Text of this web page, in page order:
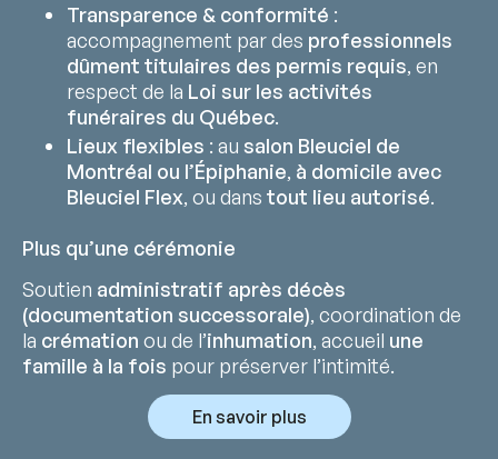
Transparence & conformité :
accompagnement par des professionnels
dûment titulaires des permis requis, en
respect de la Loi sur les activités
funéraires du Québec.
Lieux flexibles : au salon Bleuciel de
Montréal ou l’Épiphanie, à domicile avec
Bleuciel Flex, ou dans tout lieu autorisé.
Plus qu’une cérémonie
Soutien administratif après décès
(documentation successorale), coordination de
la crémation ou de l’inhumation, accueil une
famille à la fois pour préserver l’intimité.
En savoir plus